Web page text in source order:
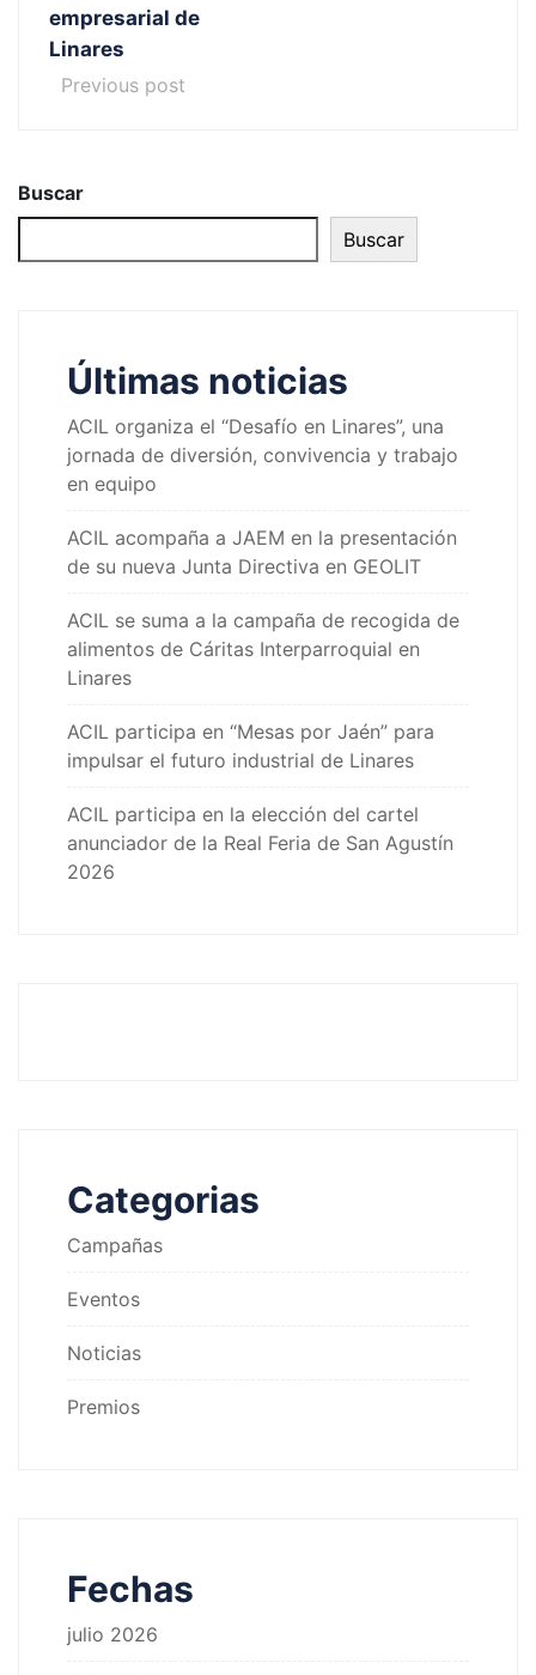
empresarial de
Linares
Previous post
Buscar
Buscar
Últimas noticias
ACIL organiza el “Desafío en Linares”, una
jornada de diversión, convivencia y trabajo
en equipo
ACIL acompaña a JAEM en la presentación
de su nueva Junta Directiva en GEOLIT
ACIL se suma a la campaña de recogida de
alimentos de Cáritas Interparroquial en
Linares
ACIL participa en “Mesas por Jaén” para
impulsar el futuro industrial de Linares
ACIL participa en la elección del cartel
anunciador de la Real Feria de San Agustín
2026
Categorias
Campañas
Eventos
Noticias
Premios
Fechas
julio 2026